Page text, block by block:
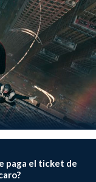
paga el ticket de